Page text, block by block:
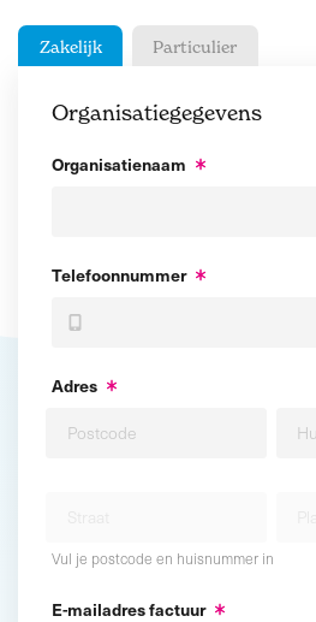
Zakelijk Particulier
Organisatiegegevens
Organisatienaam
Telefoonnummer
Adres
Vul je postcode en huisnummer in
E-mailadres factuur